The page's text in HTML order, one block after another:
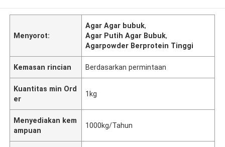
Menyorot:
Agar Agar bubuk,
Agar Putih Agar Bubuk,
Agarpowder Berprotein Tinggi
Kemasan rincian Berdasarkan permintaan
Kuantitas min Ord
er
1kg
Menyediakan kem
ampuan
1000kg/Tahun